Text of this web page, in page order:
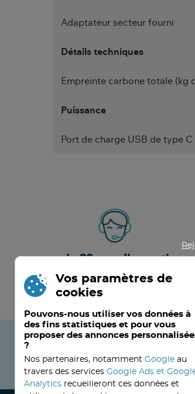
Adaptateur secteur fourni
Détails techniques
Empreinte carbone totale (kg
Puissance
Port de charge USB de type C
+ de 20 ans d’expertise
A votre service depuis septembre
Ne
Vos paramètres de
cookies
Pouvons-nous utiliser vos données à
des fins statistiques et pour vous
proposer des annonces
?
Nos partenaires, notamment Google au
travers des services Google Ads et
Analytics recueilleront ces données et